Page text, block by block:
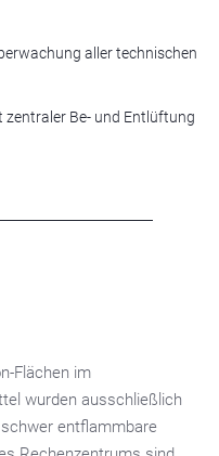
aller technischen
Be- und Entlüftung
Flächen im
wurden ausschließlich
entflammbare